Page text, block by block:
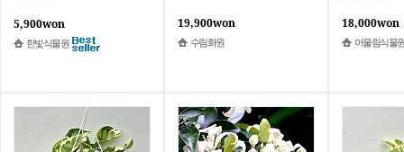
5,900won
한빛식물원
19,900won
수림화원
18,000won
어울림식물